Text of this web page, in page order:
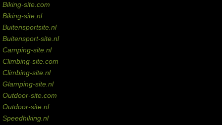
Biking-site.com
Biking-site.nl
Buitensportsite.nl
Buitensport-site.nl
Camping-site.nl
Climbing-site.com
Climbing-site.nl
Glamping-site.nl
Outdoor-site.com
Outdoor-site.nl
Speedhiking.nl